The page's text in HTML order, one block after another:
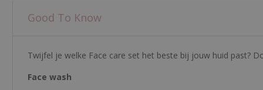
Good To Know
Twijfel je welke Face care set het beste bij jouw huid past?
Face wash